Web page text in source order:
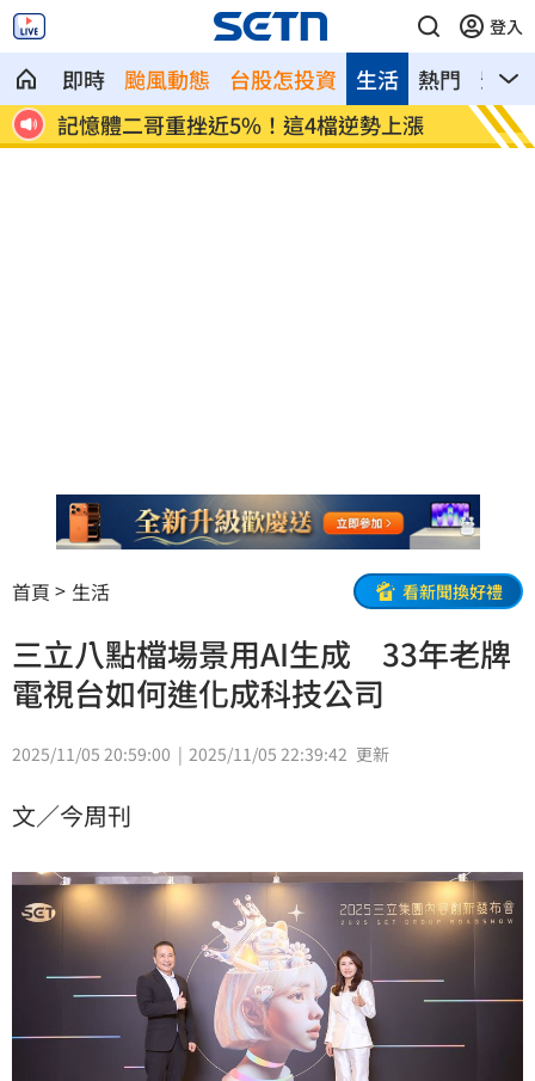
登入
即時 颱風動態 台股怎投資 熱門 影音
生活
擊
記憶體二哥重挫近5%！這4檔逆勢上漲 轟藍
首頁 生活 看新聞換好禮
三立八點檔場景用AI生成 33年老牌
電視台如何進化成科技公司
2025/11/05 20:59:00 2025/11/05 22:39:42 更新
文／今周刊